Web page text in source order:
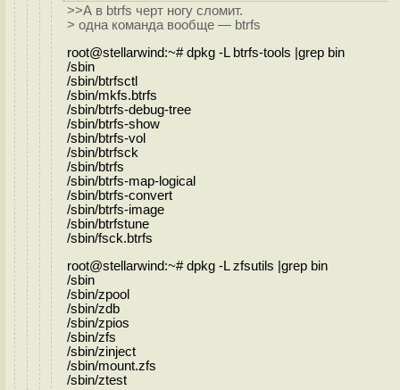
>>А в btrfs черт ногу сломит.
> одна команда вообще — btrfs
root@stellarwind:~# dpkg -L btrfs-tools |grep bin
/sbin
/sbin/btrfsctl
/sbin/mkfs.btrfs
/sbin/btrfs-debug-tree
/sbin/btrfs-show
/sbin/btrfs-vol
/sbin/btrfsck
/sbin/btrfs
/sbin/btrfs-map-logical
/sbin/btrfs-convert
/sbin/btrfs-image
/sbin/btrfstune
/sbin/fsck.btrfs
root@stellarwind:~# dpkg -L zfsutils |grep bin
/sbin
/sbin/zpool
/sbin/zdb
/sbin/zpios
/sbin/zfs
/sbin/zinject
/sbin/mount.zfs
/sbin/ztest